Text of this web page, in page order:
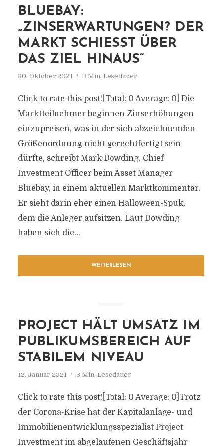
BLUEBAY:
„ZINSERWARTUNGEN? DER
MARKT SCHIESST ÜBER D
AS ZIEL HINAUS“
30. Oktober 2021 3 Min. Lesedauer
Click to rate this post![Total: 0 Average: 0] Die
Marktteilnehmer beginnen Zinserhöhungen
einzupreisen, was in der sich abzeichnenden
Größenordnung nicht gerechtfertigt sein
dürfte, schreibt Mark Dowding, Chief
Investment Officer beim Asset Manager
Bluebay, in einem aktuellen Marktkommentar.
Er sieht darin eher einen Halloween-Spuk,
dem die Anleger aufsitzen. Laut Dowding
haben sich die...
WEITERLESEN
PROJECT HÄLT UMSATZ IM
PUBLIKUMSBEREICH AUF
STABILEM NIVEAU
12. Januar 2021 3 Min. Lesedauer
Click to rate this post![Total: 0 Average: 0]Trotz
der Corona-Krise hat der Kapitalanlage- und
Immobilienentwicklungsspezialist Project
Investment im abgelaufenen Geschäftsjahr